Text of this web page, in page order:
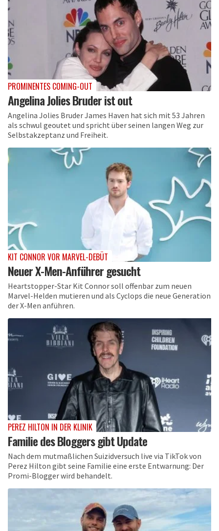
PROMINENTES COMING-OUT
Angelina Jolies Bruder ist out
Angelina Jolies Bruder James Haven hat sich mit 53 Jahren
als schwul geoutet und spricht über seinen langen Weg zur
Selbstakzeptanz und Freiheit.
KIT CONNOR VOR MARVEL-DEBÜT
Neuer X-Men-Anführer gesucht
Heartstopper-Star Kit Connor soll offenbar zum neuen
Marvel-Helden mutieren und als Cyclops die neue Generation
der X-Men anführen.
PEREZ HILTON IN DER KLINIK
Familie des Bloggers gibt Update
Nach dem mutmaßlichen Suizidversuch live via TikTok von
Perez Hilton gibt seine Familie eine erste Entwarnung: Der
Promi-Blogger wird behandelt.